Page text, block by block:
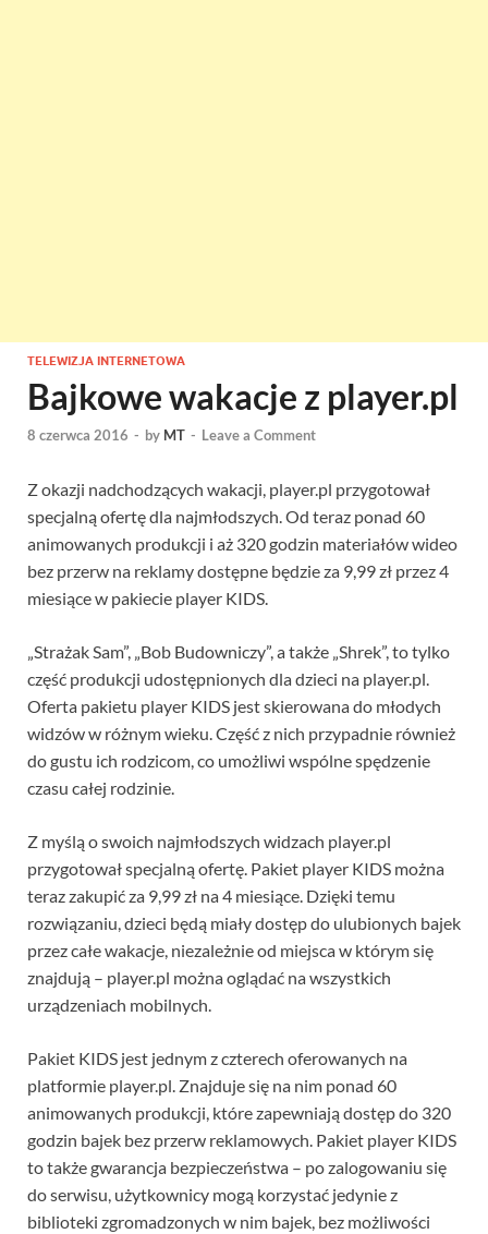
TELEWIZJA INTERNETOWA
Bajkowe wakacje z player.pl
8 czerwca 2016 - by MT - Leave a Comment
Z okazji nadchodzących wakacji, player.pl przygotował
specjalną ofertę dla najmłodszych. Od teraz ponad 60
animowanych produkcji i aż 320 godzin materiałów wideo
bez przerw na reklamy dostępne będzie za 9,99 zł przez 4
miesiące w pakiecie player KIDS.
„Strażak Sam”, „Bob Budowniczy”, a także „Shrek”, to tylko
część produkcji udostępnionych dla dzieci na player.pl.
Oferta pakietu player KIDS jest skierowana do młodych
widzów w różnym wieku. Część z nich przypadnie również
do gustu ich rodzicom, co umożliwi wspólne spędzenie
czasu całej rodzinie.
Z myślą o swoich najmłodszych widzach player.pl
przygotował specjalną ofertę. Pakiet player KIDS można
teraz zakupić za 9,99 zł na 4 miesiące. Dzięki temu
rozwiązaniu, dzieci będą miały dostęp do ulubionych bajek
przez całe wakacje, niezależnie od miejsca w którym się
znajdują – player.pl można oglądać na wszystkich
urządzeniach mobilnych.
Pakiet KIDS jest jednym z czterech oferowanych na
platformie player.pl. Znajduje się na nim ponad 60
animowanych produkcji, które zapewniają dostęp do 320
godzin bajek bez przerw reklamowych. Pakiet player KIDS
to także gwarancja bezpieczeństwa – po zalogowaniu się
do serwisu, użytkownicy mogą korzystać jedynie z
biblioteki zgromadzonych w nim bajek, bez możliwości